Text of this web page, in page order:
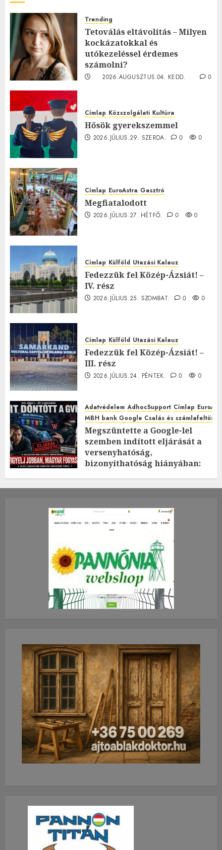
Trending
Tetoválás eltávolítás – Milyen
kockázatokkal és
utókezeléssel érdemes
számolni?
2026.AUGUSZTUS.04. KEDD.
0
Címlap Közszolgálati Kultúra
Hősök gyerekszemmel
2026.JÚLIUS.29. SZERDA. 0 0
Címlap EuroAstra Gasztró
Megfiatalodott
2026.JÚLIUS.27. HÉTFŐ. 0 0
Címlap Külföld Utazási Kalauz
Fedezzük fel Közép-Ázsiát! –
IV. rész
2026.JÚLIUS.25. SZOMBAT. 0 0
Címlap Külföld Utazási Kalauz
Fedezzük fel Közép-Ázsiát! –
III. rész
2026.JÚLIUS.24. PÉNTEK. 0 0
Adatvédelem AdhocSupport Címlap
MBH bank Google Csalás és
Megszüntette a Google-lel
szemben indított eljárását a
versenyhatóság,
bizonyíthatóság hiányában:
2026.JÚLIUS.23. CSÜTÖRTÖK.
0